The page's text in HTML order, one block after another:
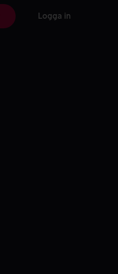
Logga in